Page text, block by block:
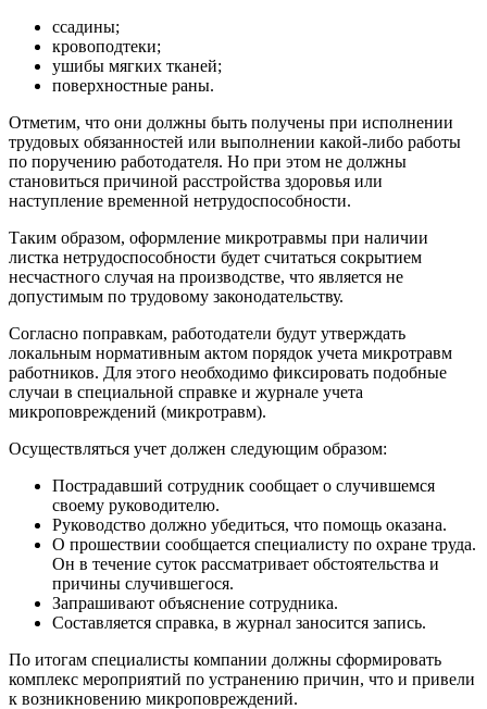
ссадины;
кровоподтеки;
ушибы мягких тканей;
поверхностные раны.
Отметим, что они должны быть получены при исполнении
трудовых обязанностей или выполнении какой-либо работы
по поручению работодателя. Но при этом не должны
становиться причиной расстройства здоровья или
наступление временной нетрудоспособности.
Таким образом, оформление микротравмы при наличии
листка нетрудоспособности будет считаться сокрытием
несчастного случая на производстве, что является не
допустимым по трудовому законодательству.
Согласно поправкам, работодатели будут утверждать
локальным нормативным актом порядок учета микротравм
работников. Для этого необходимо фиксировать подобные
случаи в специальной справке и журнале учета
микроповреждений (микротравм).
Осуществляться учет должен следующим образом:
Пострадавший сотрудник сообщает о случившемся
своему руководителю.
Руководство должно убедиться, что помощь оказана.
О прошествии сообщается специалисту по охране труда.
Он в течение суток рассматривает обстоятельства и
причины случившегося.
Запрашивают объяснение сотрудника.
Составляется справка, в журнал заносится запись.
По итогам специалисты компании должны сформировать
комплекс мероприятий по устранению причин, что и привели
к возникновению микроповреждений.